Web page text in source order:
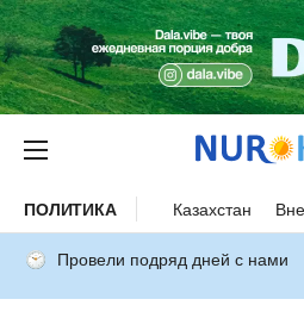
ПОЛИТИКА Казахстан
Провели подряд дней с нами